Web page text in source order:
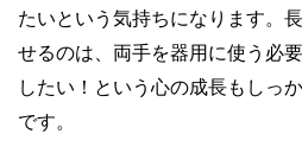
たいという気持ちになります。
せるのは、両手を器用に使う必
したい！という心の成長もしっ
です。